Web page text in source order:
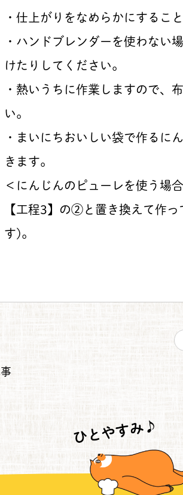
・仕上がりをなめらかにするこ
・ハンドブレンダーを使わない
けたりしてください。
・熱いうちに作業しますので、
い。
・まいにちおいしい袋で作るに
きます。
＜にんじんのピューレを使う場
【工程3】の②と置き換えて作
す)。
ビゲーション